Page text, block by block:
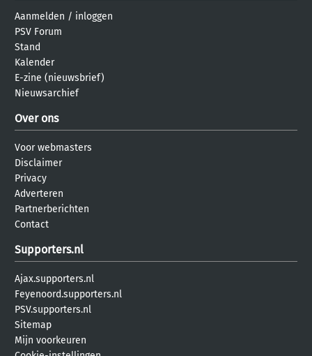
Aanmelden / inloggen
PSV Forum
Stand
Kalender
E-zine (nieuwsbrief)
Nieuwsarchief
Over ons
Voor webmasters
Disclaimer
Privacy
Adverteren
Partnerberichten
Contact
Supporters.nl
Ajax.supporters.nl
Feyenoord.supporters.nl
PSV.supporters.nl
Sitemap
Mijn voorkeuren